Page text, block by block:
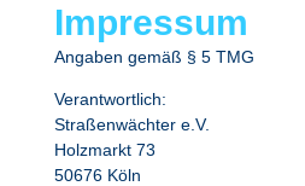
Impressum
Angaben gemäß § 5 TMG
Verantwortlich:
Straßenwächter e.V.
Holzmarkt 73
50676 Köln